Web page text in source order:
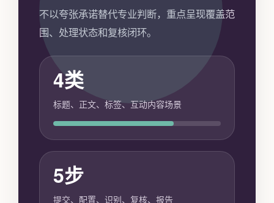
不以夸张承诺替代专业判断，重点呈现覆盖范
围、处理状态和复核闭环。
4类
标题、正文、标签、互动内容场景
5步
提交、配置、识别、复核、报告